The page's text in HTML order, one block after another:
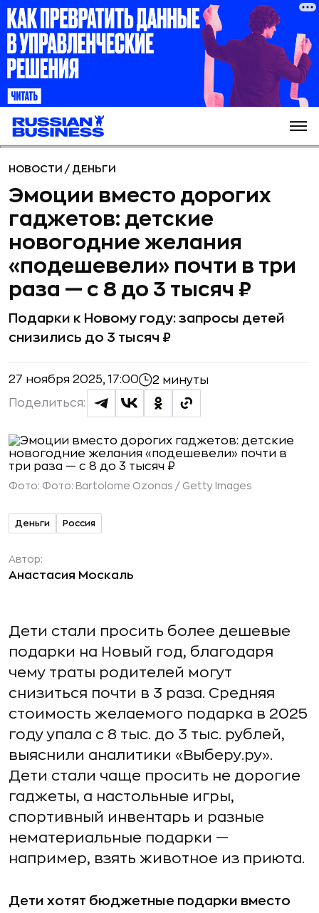
НОВОСТИ / ДЕНЬГИ
Эмоции вместо дорогих
гаджетов: детские
новогодние желания
«подешевели» почти в три
раза — с 8 до 3 тысяч ₽
Подарки к Новому году: запросы детей
снизились до 3 тысяч ₽
27 ноября 2025, 17:00 2 минуты
Поделиться:
Фото: Фото: Bartolome Ozonas / Getty Images
Деньги Россия
Автор:
Анастасия Москаль
Дети стали просить более дешевые
подарки на Новый год, благодаря
чему траты родителей могут
снизиться почти в 3 раза. Средняя
стоимость желаемого подарка в 2025
году упала с 8 тыс. до 3 тыс. рублей,
выяснили аналитики «Выберу.ру».
Дети стали чаще просить не дорогие
гаджеты, а настольные игры,
спортивный инвентарь и разные
нематериальные подарки —
например, взять животное из приюта.
Дети хотят бюджетные подарки вместо